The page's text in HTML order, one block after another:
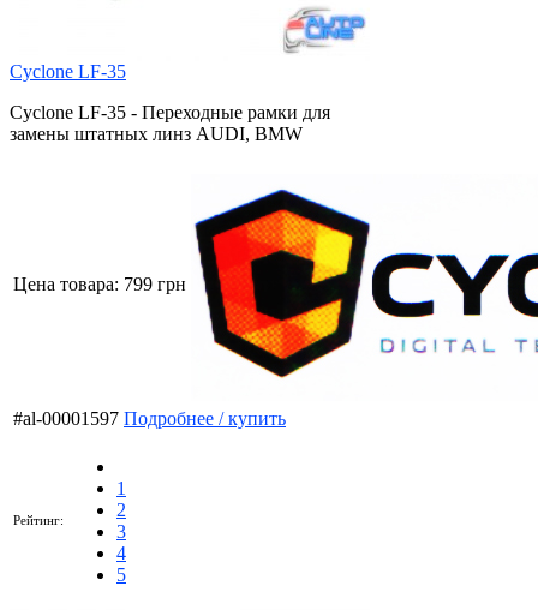
Cyclone LF-35
Cyclone LF-35 - Переходные рамки для
замены штатных линз AUDI, BMW
Цена товара: 799 грн
#al-00001597 Подробнее / купить
Рейтинг:
1
2
3
4
5